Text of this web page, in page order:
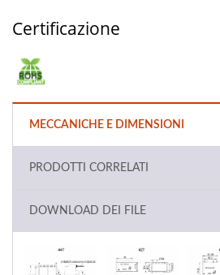
Certificazione
MECCANICHE E DIMENSIONI
PRODOTTI CORRELATI
DOWNLOAD DEI FILE